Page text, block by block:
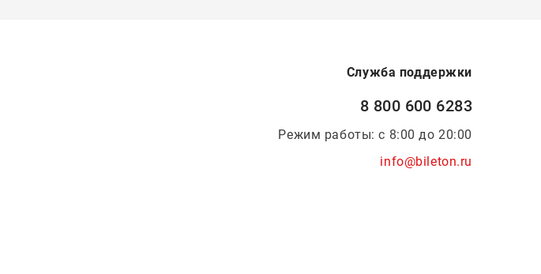
Служба поддержки
8 800 600 6283
Режим работы: с 8:00 до 20:00
info@bileton.ru